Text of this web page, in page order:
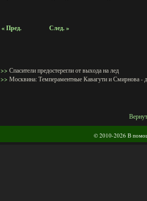
« Пред. След. »
>> Спасители предостерегли от выхода на лед
>> Москвина: Темпераментные Кавагути и Смирнова -
© 2010-2026 В